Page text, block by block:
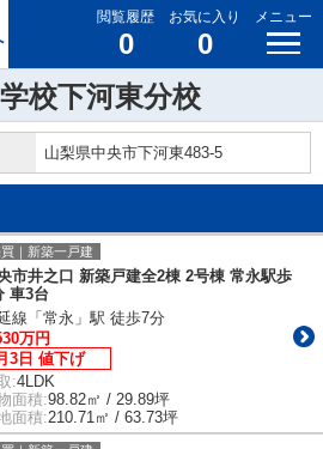
閲覧履歴
0
お気に入り
0
メニュー
校下河東分校
山梨県中央市下河東483-5
｜新築一戸建
市井之口 新築戸建全2棟 2号棟 常永駅歩
車3台
線「常永」駅 徒歩7分
万円
3日 値下げ
:4LDK
面積:98.82㎡ / 29.89坪
面積:210.71㎡ / 63.73坪